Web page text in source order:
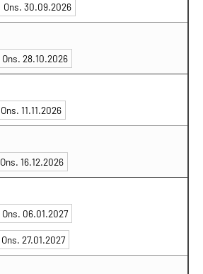
Ons. 30.09.2026
Ons. 28.10.2026
Ons. 11.11.2026
Ons. 16.12.2026
Ons. 06.01.2027
Ons. 27.01.2027